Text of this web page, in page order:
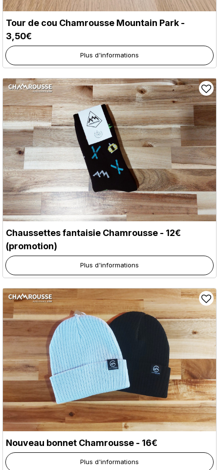
Tour de cou Chamrousse Mountain Park -
3,50€
Plus d'informations
Chaussettes fantaisie Chamrousse - 12€
(promotion)
Plus d'informations
Nouveau bonnet Chamrousse - 16€
Plus d'informations